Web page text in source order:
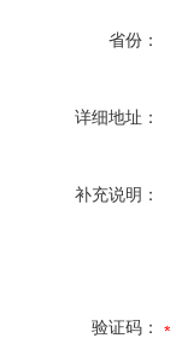
省份：
详细地址：
补充说明：
验证码：